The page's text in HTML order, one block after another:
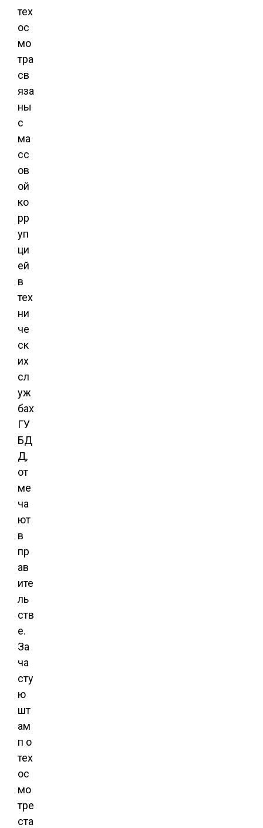
тех
ос
мо
тра
св
яза
ны
с
ма
сс
ов
ой
ко
рр
уп
ци
ей
в
тех
ни
че
ск
их
сл
уж
бах
ГУ
БД
Д,
от
ме
ча
ют
в
пр
ав
ите
ль
ств
е.
За
ча
сту
ю
шт
ам
п о
тех
ос
мо
тре
ста